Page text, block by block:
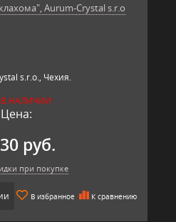
Aurum-Crystal s.r.o
s.r.o., Чехия.
В НАЛИЧИИ
Цена:
руб.
при покупке
В избранное К сравнению